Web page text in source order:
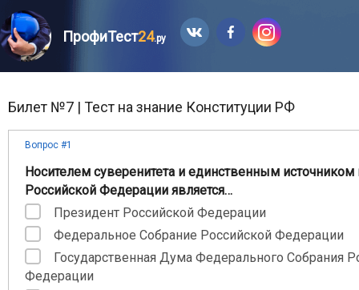
ПрофиТест24.ру
Билет №7 | Тест на знание Конституции РФ
Вопрос #1
Носителем суверенитета и единственным источником
Российской Федерации является…
Президент Российской Федерации
Федеральное Собрание Российской Федерации
Государственная Дума Федерального Собрания
Федерации